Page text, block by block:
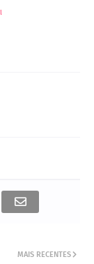
MAIS RECENTES